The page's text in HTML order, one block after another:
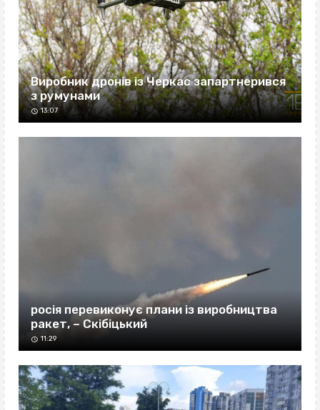
Виробник дронів із Черкас запартнерився
з румунами
13:07
росія перевиконує плани із виробництва
ракет, – Скібіцький
11:29